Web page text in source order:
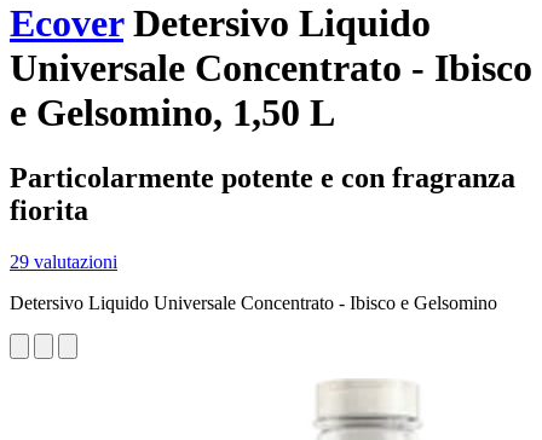
EcoverDetersivo Liquido
Universale Concentrato - Ibisco
e Gelsomino, 1,50 L
Particolarmente potente e con fragranza
fiorita
29 valutazioni
Detersivo Liquido Universale Concentrato - Ibisco e Gelsomino